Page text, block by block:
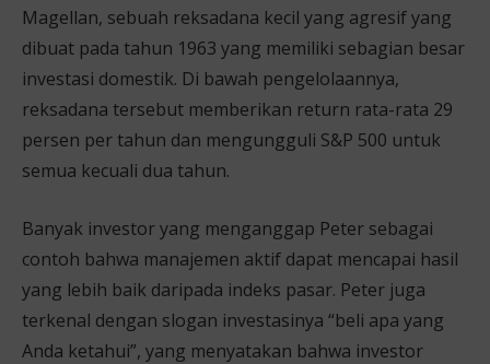
Magellan, sebuah reksadana kecil yang agresif yang
dibuat pada tahun 1963 yang memiliki sebagian besar
investasi domestik. Di bawah pengelolaannya,
reksadana tersebut memberikan return rata-rata 29
persen per tahun dan mengungguli S&P 500 untuk
semua kecuali dua tahun.
Banyak investor yang menganggap Peter sebagai
contoh bahwa manajemen aktif dapat mencapai hasil
yang lebih baik daripada indeks pasar. Peter juga
terkenal dengan slogan investasinya “beli apa yang
Anda ketahui”, yang menyatakan bahwa investor